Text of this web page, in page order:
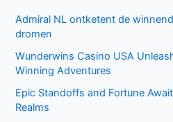
c
f
r
Admiral NL ontketent de
dromen
Wunderwins Casino USA
Winning Adventures
Epic Standoffs and Fortune
Realms